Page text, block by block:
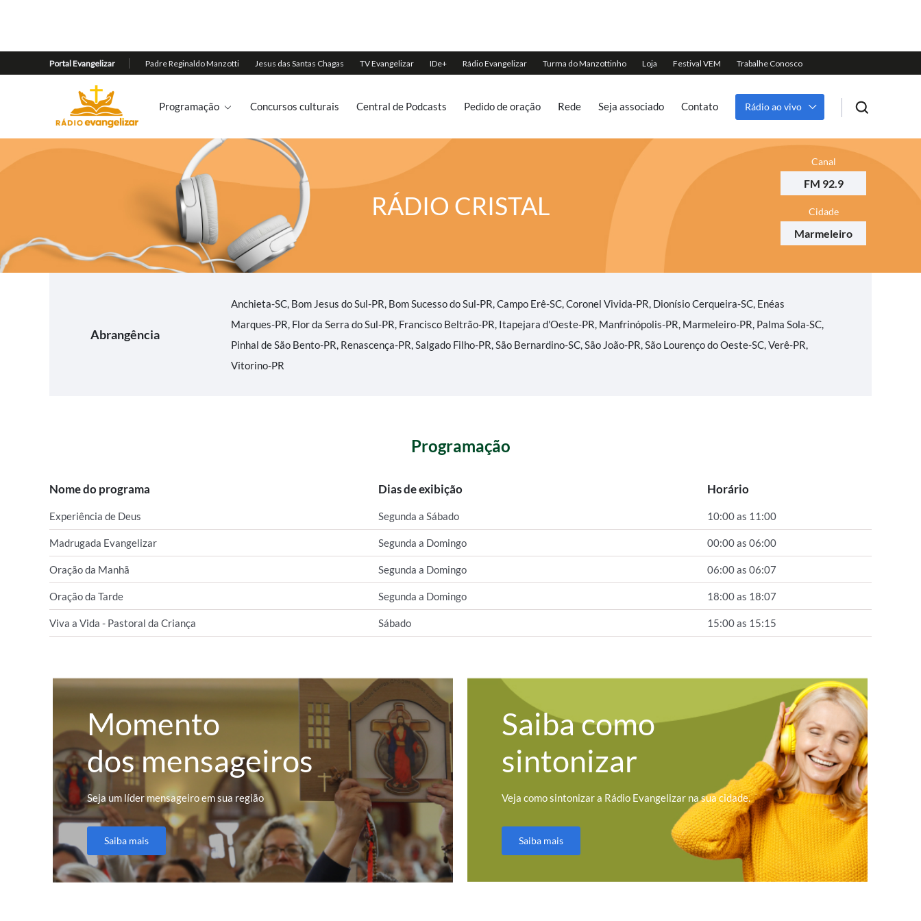
Programação Concursos culturais Central de Podcasts Pedido de oração Rede Seja associado Contato Rádio ao vivo
RÁDIO CRISTAL
Canal
FM 92.9
Cidade
Marmeleiro
Abrangência
Anchieta-SC, Bom Jesus do Sul-PR, Bom Sucesso do Sul-PR, Campo Erê-SC, Coronel Vivida-PR, Dionísio Cerqueira-SC, Enéas
Marques-PR, Flor da Serra do Sul-PR, Francisco Beltrão-PR, Itapejara d'Oeste-PR, Manfrinópolis-PR, Marmeleiro-PR, Palma Sola-SC,
Pinhal de São Bento-PR, Renascença-PR, Salgado Filho-PR, São Bernardino-SC, São João-PR, São Lourenço do Oeste-SC, Verê-PR,
Vitorino-PR
Programação
Nome do programa Dias de exibição Horário
Experiência de Deus Segunda a Sábado 10:00 as 11:00
Madrugada Evangelizar Segunda a Domingo 00:00 as 06:00
Oração da Manhã Segunda a Domingo 06:00 as 06:07
Oração da Tarde Segunda a Domingo 18:00 as 18:07
Viva a Vida - Pastoral da Criança Sábado 15:00 as 15:15
Momento
dos mensageiros
Seja um líder mensageiro em sua região
Saiba mais
Saiba como
sintonizar
Veja como sintonizar a Rádio Evangelizar na sua cidade.
Saiba mais